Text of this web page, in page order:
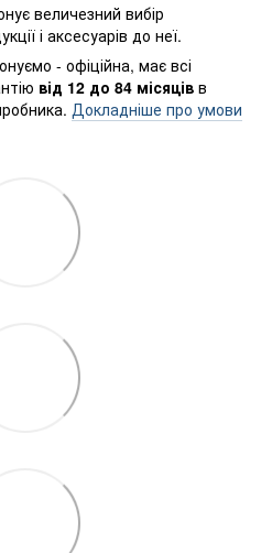
величезний вибір
і аксесуарів до неї.
- офіційна, має всі
від 12 до 84 місяців в
Докладніше про умови